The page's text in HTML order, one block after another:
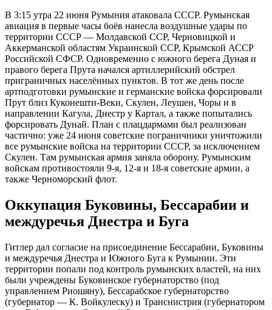
В 3:15 утра 22 июня Румыния атаковала СССР. Румынская
авиация в первые часы боёв нанесла воздушные удары по
территории СССР — Молдавской ССР, Черновицкой и
Аккерманской областям Украинской ССР, Крымской АССР
Российской СФСР. Одновременно с южного берега Дуная и
правого берега Прута начался артиллерийский обстрел
приграничных населённых пунктов. В тот же день после
артподготовки румынские и германские войска форсировали
Прут близ Куконешти-Веки, Скулен, Леушен, Чоры и в
направлении Кагула, Днестр у Картал, а также попытались
форсировать Дунай. План с плацдармами был реализован
частично: уже 24 июня советские пограничники уничтожили
все румынские войска на территории СССР, за исключением
Скулен. Там румынская армия заняла оборону. Румынским
войскам противостояли 9-я, 12-я и 18-я советские армии, а
также Черноморский флот.
Оккупация Буковины, Бессарабии и
междуречья Днестра и Буга
Гитлер дал согласие на присоединение Бессарабии, Буковины
и междуречья Днестра и Южного Буга к Румынии. Эти
территории попали под контроль румынских властей, на них
были учреждены Буковинское губернаторство (под
управлением Риошяну), Бессарабское губернаторство
(губернатор — К. Войкулеску) и Транснистрия (губернатором